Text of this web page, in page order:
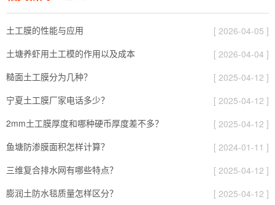
土工膜的性能与应用
[ 2026-04-05 ]
土塘养虾用土工模的作用以及成本
[ 2026-04-04 ]
糙面土工膜分为几种？
[ 2025-04-12 ]
宁夏土工膜厂家电话多少？
[ 2025-04-12 ]
2mm土工膜厚度和哪种硬币厚度差不多？
[ 2025-04-12 ]
鱼塘防渗膜面积怎样计算？
[ 2024-01-11 ]
三维复合排水网有哪些特点？
[ 2025-04-12 ]
膨润土防水毯质量怎样区分？
[ 2025-04-12 ]